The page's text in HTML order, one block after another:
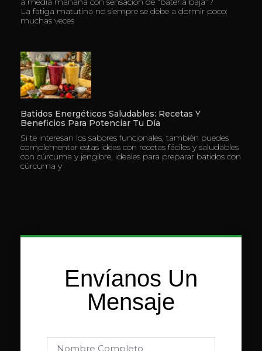
La fatiga matutina no siempre se debe a dormir poco:
muchas veces
Batidos Energéticos Saludables: Recetas Y
Beneficios Para Potenciar Tu Día
Si te interesan los sabores funcionales, también puedes
complementar estas ideas con recetas fáciles y saludables
con cúrcuma y jengibre, ideales para preparar batidos con
cúrcuma y
Envíanos Un
Mensaje